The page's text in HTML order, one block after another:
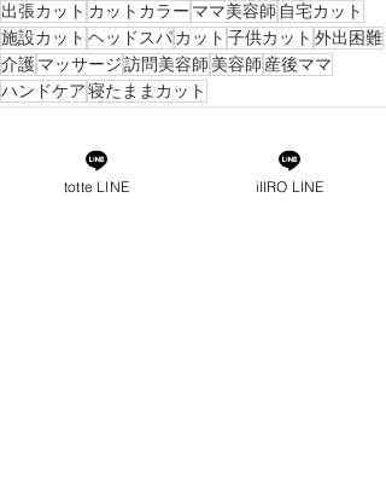
出張カット カットカラー ママ美容師 自宅カット
施設カット ヘッドスパカット 子供カット 外出困難
介護マッサージ訪問美容師 美容師 産後ママ
ハンドケア寝たままカット
totte LINE iIIRO LINE